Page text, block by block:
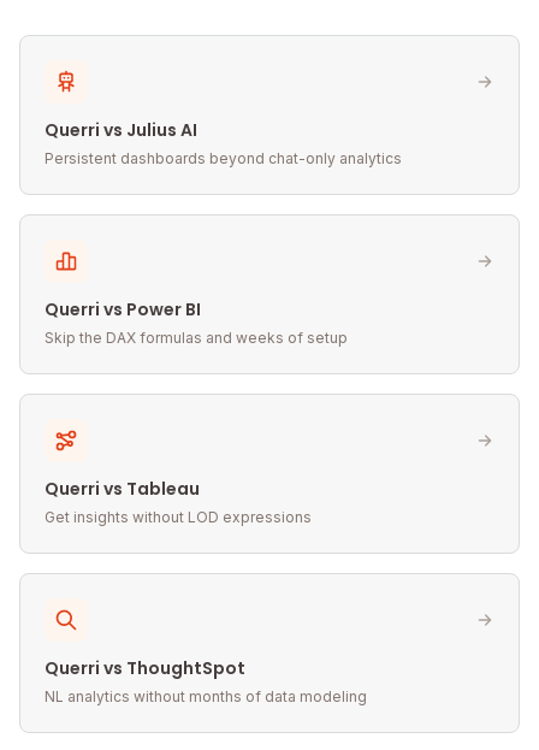
Querri vs Julius AI
Persistent dashboards beyond chat-only analytics
Querri vs Power BI
Skip the DAX formulas and weeks of setup
Querri vs Tableau
Get insights without LOD expressions
Querri vs ThoughtSpot
NL analytics without months of data modeling